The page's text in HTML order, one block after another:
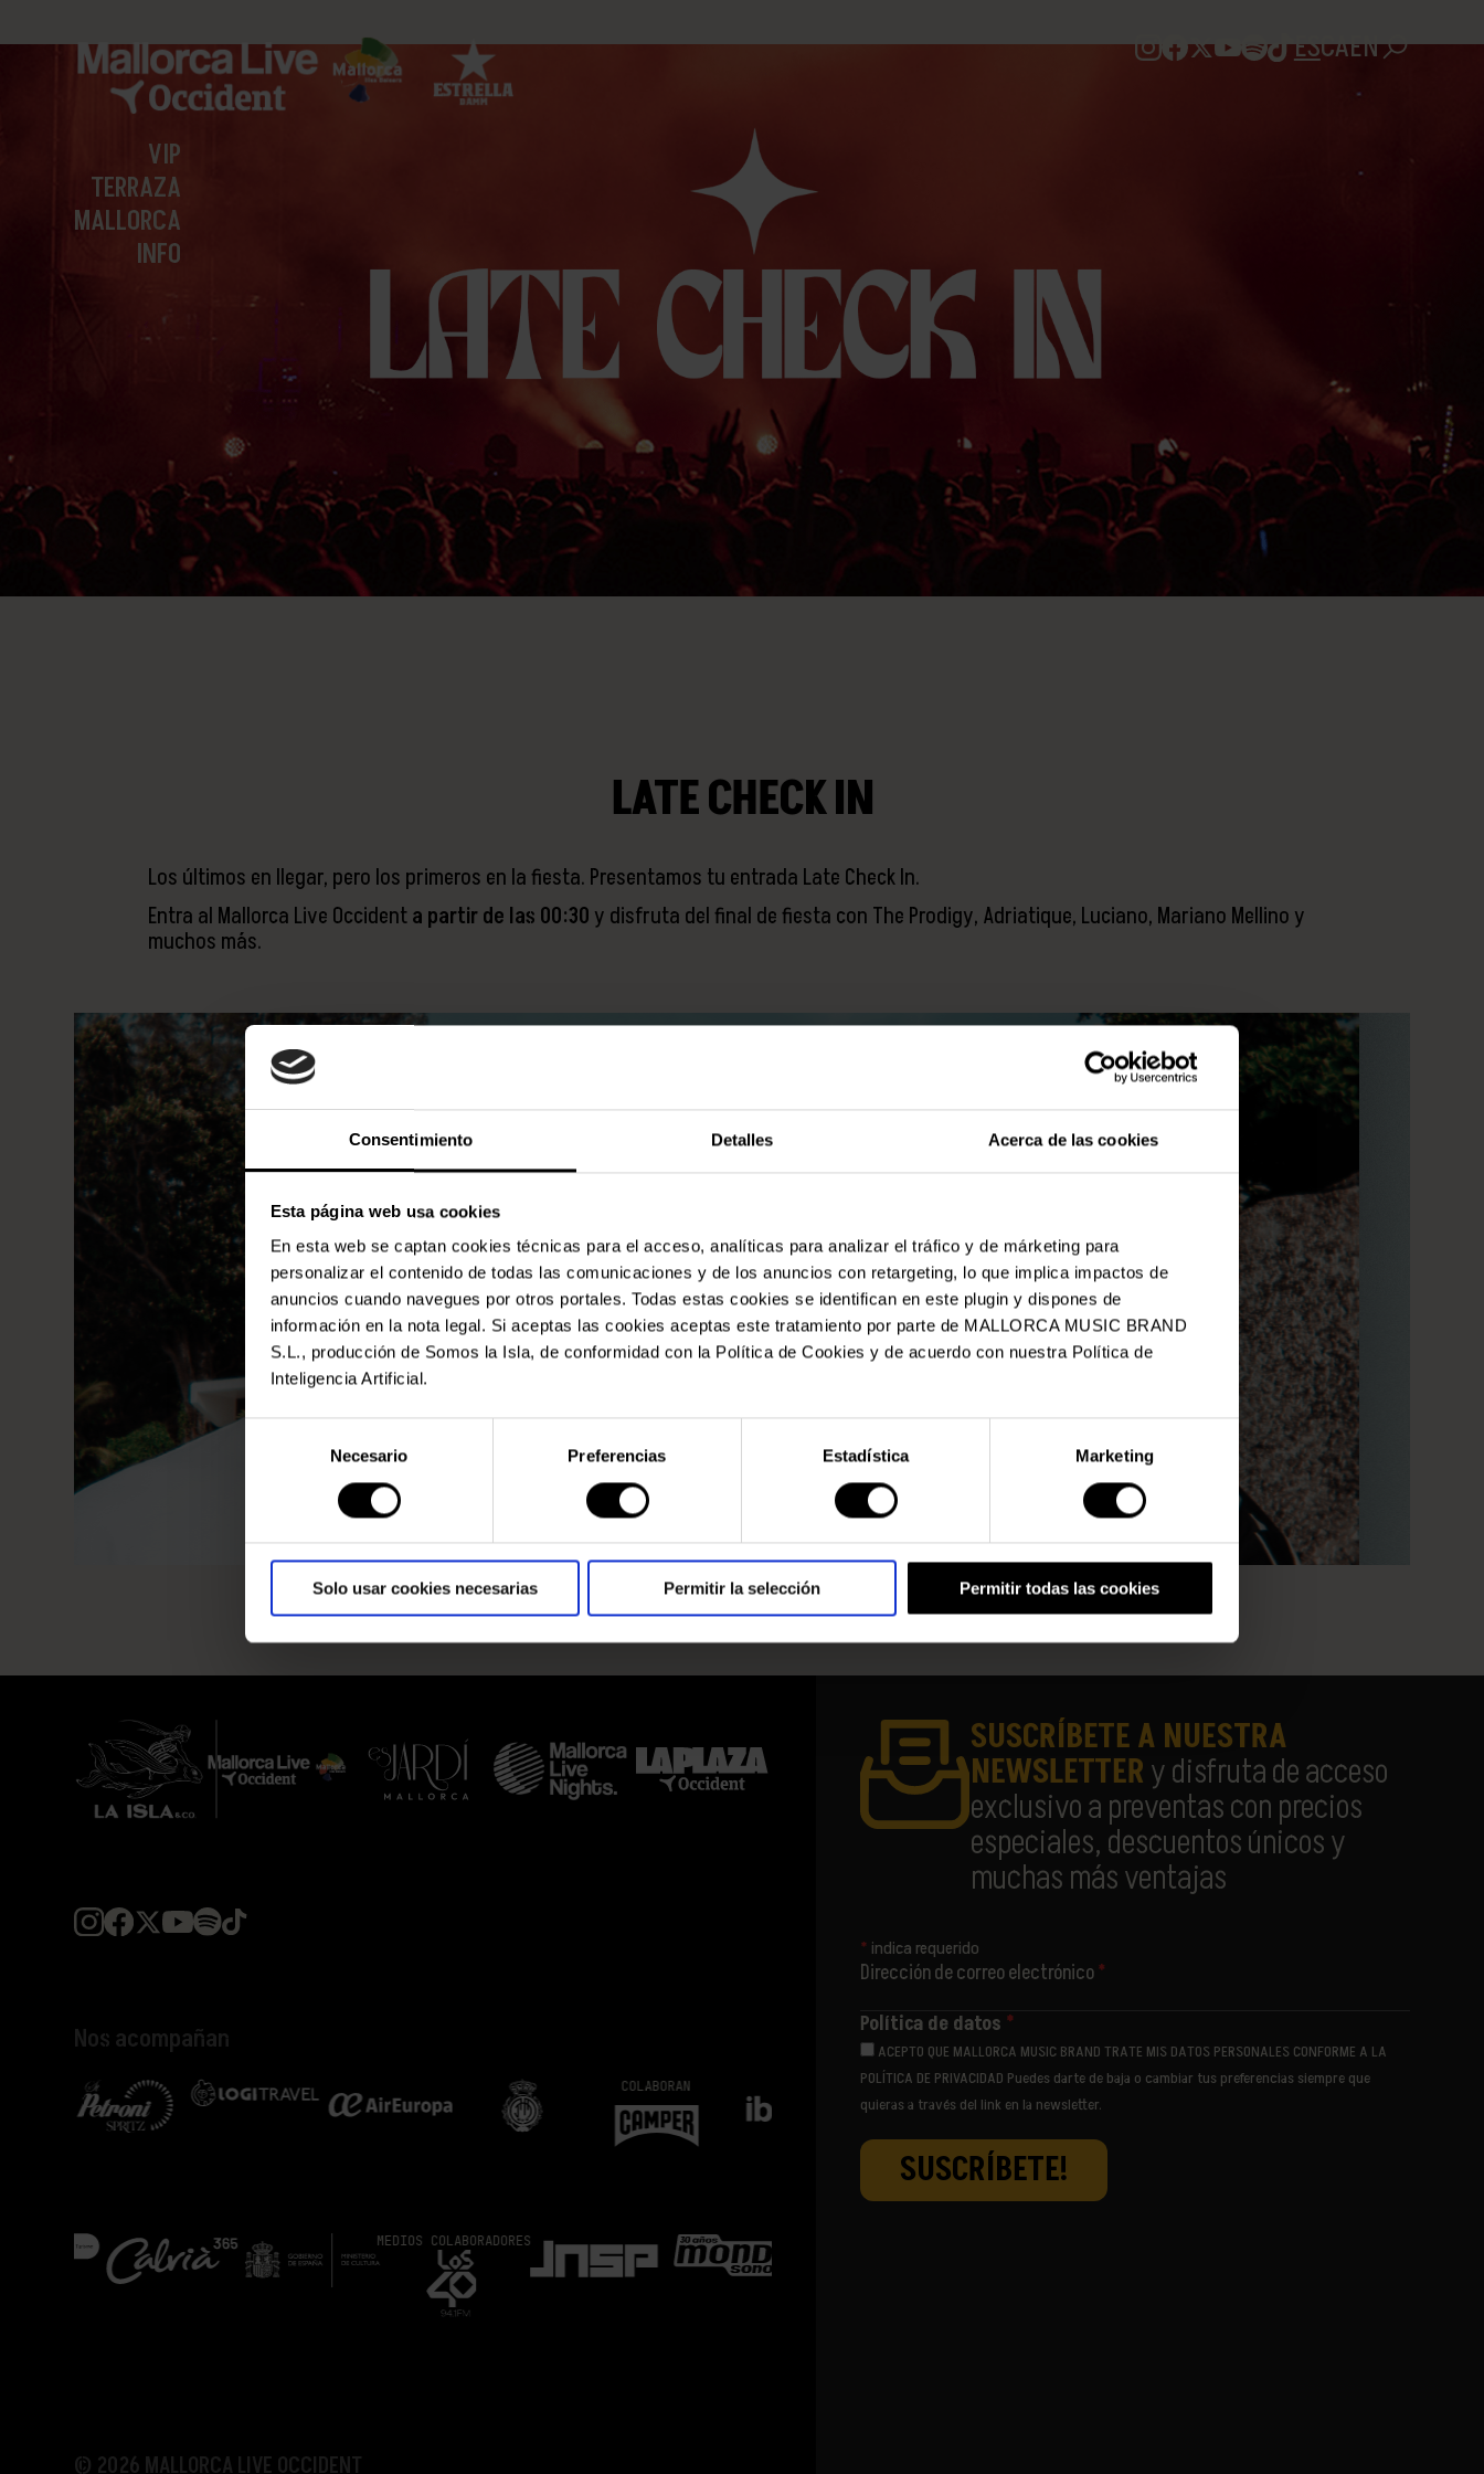
Consentimiento Detalles Acerca de las cookies
Esta página web usa cookies
En esta web se captan cookies técnicas para el acceso, analíticas para analizar el tráfico y de márketing para
personalizar el contenido de todas las comunicaciones y de los anuncios con retargeting, lo que implica impactos de
anuncios cuando navegues por otros portales. Todas estas cookies se identifican en este plugin y dispones de
información en la nota legal. Si aceptas las cookies aceptas este tratamiento por parte de MALLORCA MUSIC BRAND
S.L., producción de Somos la Isla, de conformidad con la Política de Cookies y de acuerdo con nuestra Política de
Inteligencia Artificial.
consentimiento
Necesario Preferencias Estadística Marketing
Solo usar cookies necesarias Permitir la selección Permitir todas las cookies
ESCAEN
VIP
TERRAZA
MALLORCA
INFO
LATE CHECK IN
Los últimos en llegar, pero los primeros en la fiesta. Presentamos tu entrada Late Check In.
Entra al Mallorca Live Occidenta partir de las 00:30 y disfruta del final de fiesta con The Prodigy, Adriatique, Luciano, Mariano Mellino y
muchos más.
SUSCRÍBETE A NUESTRA
NEWSLETTERy disfruta de acceso
exclusivo a preventas con precios
especiales, descuentos únicos y
muchas más ventajas
* indica requerido
Dirección de correo electrónico*
Política de datos *
ACEPTO QUE MALLORCA MUSIC BRAND TRATE MIS DATOS PERSONALES CONFORME A LA
POLÍTICA DE PRIVACIDAD Puedes darte de baja o cambiar tus preferencias siempre que
quieras a través del link en la newsletter.
Nos acompañan
NAMING PARTNER PARTNER OFICIALPARTNER ESTRATÉGICO
MEDIOS COLABORADORES TICKETING PARTNER
© 2026 MALLORCA LIVE OCCIDENT